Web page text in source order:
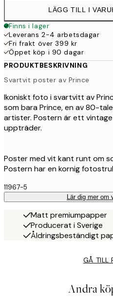
LÄGG TILL I
Finns i lager
Leverans 2-4 arbetsdagar
Fri frakt över 399 kr
Öppet köp i 90 dagar
PRODUKTBESKRIVNING
Svartvit poster av Prince
Ikoniskt foto i svartvitt av
som bara Prince, en av 80-
artister. Postern är ett
uppträder.
Poster med vit kant runt om
Postern har en kornig
11967-5
Lär dig mer om
Matt premiumpapper
Producerat i Sverige
Åldringsbeständigt
GÅ TILL
Andra